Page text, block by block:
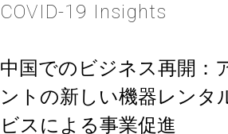
COVID-19 Insights
中国でのビジネス再開：
ントの新しい機器レンタ
ビスによる事業促進